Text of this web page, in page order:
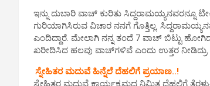
ಇನ್ನು ದುಬಾರಿ ವಾಚ್ ಕುರಿತು ಸಿದ್ದರಾಮಯ್ಯನವರನ್ನೂ
ಗುರಿಯಾಗಿಸಿರುವ ವಿಚಾರ ನನಗೆ ಗೊತ್ತಿಲ್ಲ.
ಎಂದಿದ್ದಾರೆ. ಮೇಲಾಗಿ ನನ್ನ ತಂದೆ 7 ವಾಚ್ ಬಿಟ್ಟು
ಖರೀದಿಸಿದ ಹಲವು ವಾಚ್‌ಗಳಿವೆ ಎಂದು ಉತ್ತರ ನೀಡಿದ್ರು.
ಸ್ನೇಹಿತರ ಮದುವೆ ಹಿನ್ನೆಲೆ ದೆಹಲಿಗೆ ಪ್ರಯಾಣ..!
ಸ್ನೇಹಿತರ ಮದುವೆ ಕಾರ್ಯಕ್ರಮದ ನಿಮಿತ್ತ ದೆಹಲಿಗೆ